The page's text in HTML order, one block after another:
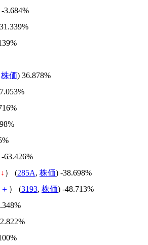
-3.684%
株価) 36.878%
-63.426%
↓ ） (285A, 株価) -38.698%
＋ ） (3193, 株価) -48.713%